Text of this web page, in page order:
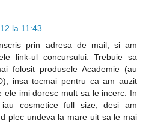
la 11:43
prin adresa de mail, si am
link-ul concursului. Trebuie sa
folosit produsele Academie (au
insa tocmai pentru ca am auzit
ele imi doresc mult sa le incerc. In
cosmetice full size, desi am
plec undeva la mare uit sa le mai